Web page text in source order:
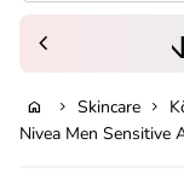
(Link öffnet in
chevron_left
home chevron_right Skincare chevron_right
Nivea Men Sensitive